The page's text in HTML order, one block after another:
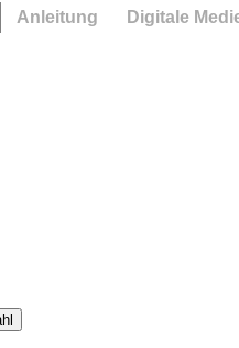
Anleitung Digitale